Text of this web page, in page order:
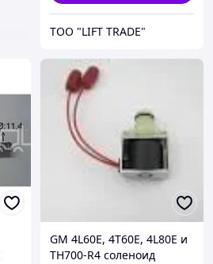
ТОО "LIFT TRADE"
GM 4L60E, 4T60E, 4L80E и
TH700-R4 соленоид